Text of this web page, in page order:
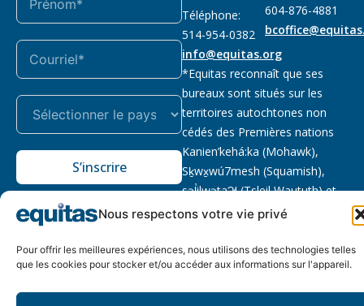
Nous respectons votre vie privé
Pour offrir les meilleures expériences, nous utilisons des technologies telles
que les cookies pour stocker et/ou accéder aux informations sur l'appareil.
S’inscrire
Téléphone:
514-954-0382
info@equitas.org
604-876-4881
*Equitas reconnaît que ses
bureaux sont situés sur les
territoires autochtones non
cédés des Premières nations
Kanien’kehá:ka (Mohawk),
Sḵwx̱wú7mesh (Squamish),
səl̓ilwətaɁɬ (Tsleil Waututh) et
xwməθkwəy̓əm (Musqueam).
Notre politique
confidentialité
Organisme de
118833292RR0001
2026 © Equitas – Tous
Phil